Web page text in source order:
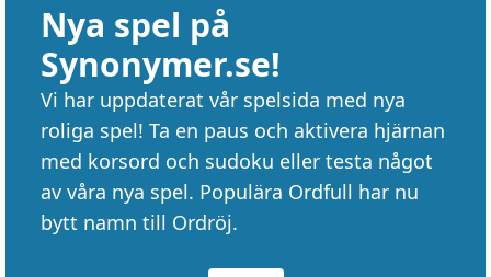
Nya spel på
Synonymer.se!
Vi har uppdaterat vår spelsida med nya
roliga spel! Ta en paus och aktivera hjärnan
med korsord och sudoku eller testa något
av våra nya spel. Populära Ordfull har nu
bytt namn till Ordröj.